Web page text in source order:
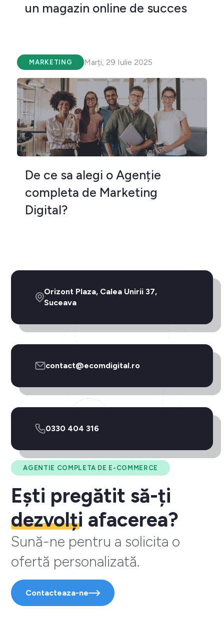
un magazin online de succes
MARKETING Marți, 29 Iulie 2025
De ce sa alegi o Agenție
completa de Marketing
Digital?
AGENTIE COMPLETA DE E-COMMERCE
Ești pregătit să-ți
dezvolți afacerea?
Sună-ne pentru a solicita o
ofertă personalizată.
Contacteaza-ne
Orizont Plaza, Calea Unirii 37,
Suceava
contact@ecomdigital.ro
0330 404 316